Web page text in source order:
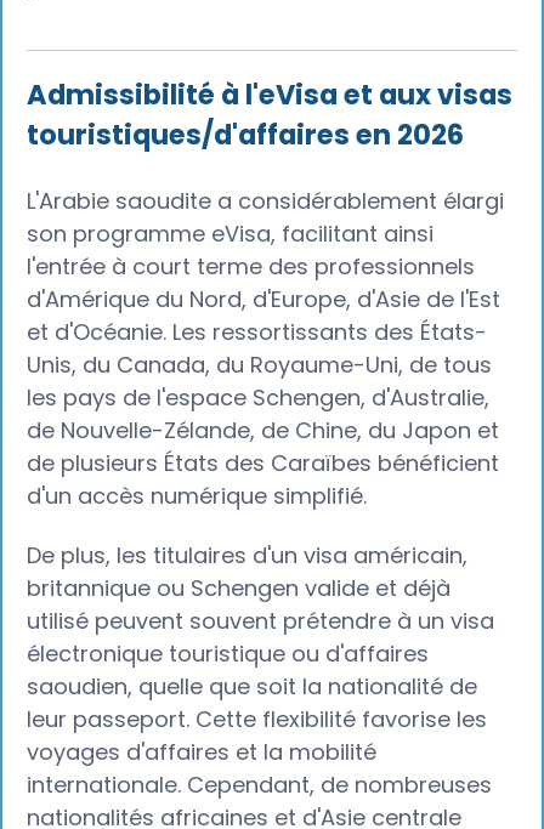
Admissibilité à l'eVisa et aux visas
touristiques/d'affaires en 2026
L'Arabie saoudite a considérablement élargi
son programme eVisa, facilitant ainsi
l'entrée à court terme des professionnels
d'Amérique du Nord, d'Europe, d'Asie de l'Est
et d'Océanie. Les ressortissants des États-
Unis, du Canada, du Royaume-Uni, de tous
les pays de l'espace Schengen, d'Australie,
de Nouvelle-Zélande, de Chine, du Japon et
de plusieurs États des Caraïbes bénéficient
d'un accès numérique simplifié.
De plus, les titulaires d'un visa américain,
britannique ou Schengen valide et déjà
utilisé peuvent souvent prétendre à un visa
électronique touristique ou d'affaires
saoudien, quelle que soit la nationalité de
leur passeport. Cette flexibilité favorise les
voyages d'affaires et la mobilité
internationale. Cependant, de nombreuses
nationalités africaines et d'Asie centrale